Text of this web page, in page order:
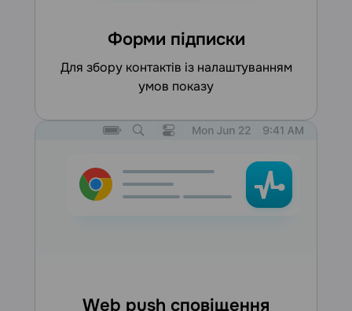
Форми підписки
для збору контактів із налаштуванням
умов показу
Web push сповіщення